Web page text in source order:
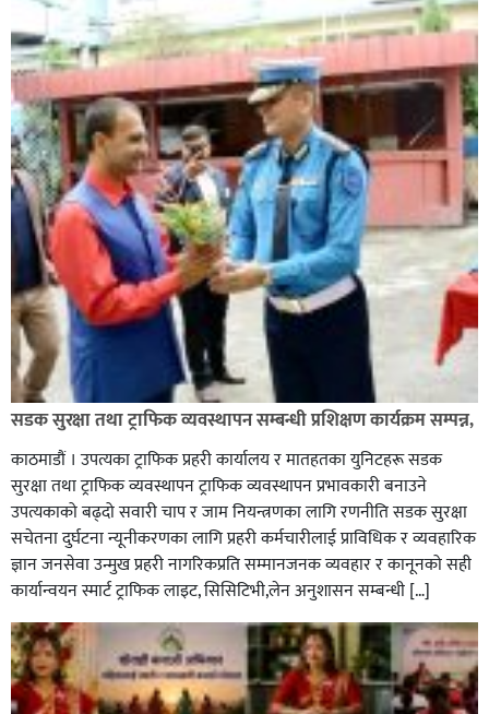
कपिलवस्तु नगरपालिकाका पूर्वमेयर किरण सिंह गोरुसिङ्गे
जंगलमा मृत अवस्थामा फेला,
ग्यासमा कालोबजारी गरेको जनगुनासो गरेपछि जिल्लाका
सबैजसो डिलरमा प्रशासनले अनुगमन
कपिलवस्तु र अर्घाखाँचीको सिमानाका शिव भाइरल पहाड
लुम्बिनीको नयाँ पर्यटकीय हब बन्दै,
सडक सुरक्षा तथा ट्राफिक व्यवस्थापन सम्बन्धी प्रशिक्षण कार्यक्रम सम्पन्न,
काठमाडौं । उपत्यका ट्राफिक प्रहरी कार्यालय र मातहतका युनिटहरू सडक
सुरक्षा तथा ट्राफिक व्यवस्थापन ट्राफिक व्यवस्थापन प्रभावकारी बनाउने
उपत्यकाको बढ्दो सवारी चाप र जाम नियन्त्रणका लागि रणनीति सडक सुरक्षा
सचेतना दुर्घटना न्यूनीकरणका लागि प्रहरी कर्मचारीलाई प्राविधिक र व्यवहारिक
ज्ञान जनसेवा उन्मुख प्रहरी नागरिकप्रति सम्मानजनक व्यवहार र कानूनको सही
कार्यान्वयन स्मार्ट ट्राफिक लाइट, सिसिटिभी,लेन अनुशासन सम्बन्धी […]